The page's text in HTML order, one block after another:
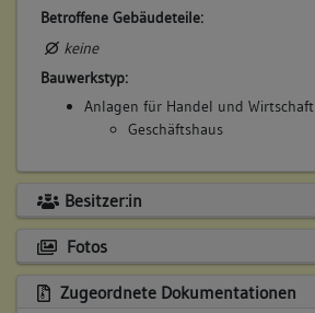
Betroffene Gebäudeteile:
keine
Bauwerkstyp:
Anlagen für Handel und Wirtschaft
Geschäftshaus
Besitzer:in
Fotos
Zugeordnete Dokumentationen